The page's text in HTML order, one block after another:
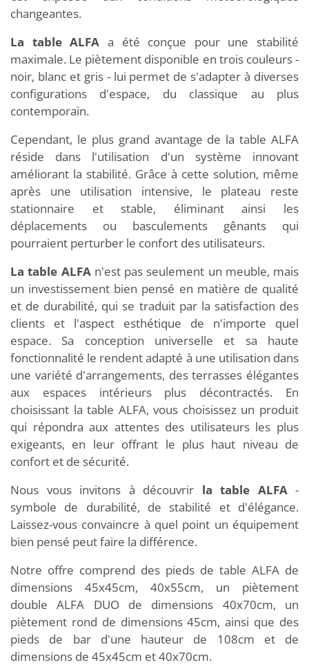
changeantes.
La table ALFA a été conçue pour une stabilité
maximale. Le piètement disponible en trois couleurs -
noir, blanc et gris - lui permet de s'adapter à diverses
configurations d'espace, du classique au plus
contemporain.
Cependant, le plus grand avantage de la table ALFA
réside dans l'utilisation d'un système innovant
améliorant la stabilité. Grâce à cette solution, même
après une utilisation intensive, le plateau reste
stationnaire et stable, éliminant ainsi les
déplacements ou basculements gênants qui
pourraient perturber le confort des utilisateurs.
La table ALFAn'est pas seulement un meuble, mais
un investissement bien pensé en matière de qualité
et de durabilité, qui se traduit par la satisfaction des
clients et l'aspect esthétique de n'importe quel
espace. Sa conception universelle et sa haute
fonctionnalité le rendent adapté à une utilisation dans
une variété d'arrangements, des terrasses élégantes
aux espaces intérieurs plus décontractés. En
choisissant la table ALFA, vous choisissez un produit
qui répondra aux attentes des utilisateurs les plus
exigeants, en leur offrant le plus haut niveau de
confort et de sécurité.
Nous vous invitons à découvrir la table ALFA-
symbole de durabilité, de stabilité et d'élégance.
Laissez-vous convaincre à quel point un équipement
bien pensé peut faire la différence.
Notre offre comprend des pieds de table ALFA de
dimensions 45x45cm, 40x55cm, un piètement
double ALFA DUO de dimensions 40x70cm, un
piètement rond de dimensions 45cm, ainsi que des
pieds de bar d'une hauteur de 108cm et de
dimensions de 45x45cm et 40x70cm.